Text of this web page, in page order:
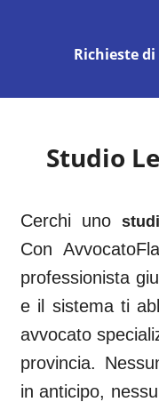
Richieste
Studio
Cerchi uno
Con
professionista
e il sistema ti
avvocato
provincia.
in anticipo,